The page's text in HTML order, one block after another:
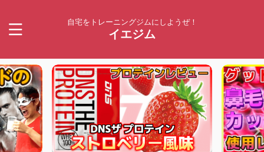
自宅をトレーニングジムにしようぜ！
イエジム